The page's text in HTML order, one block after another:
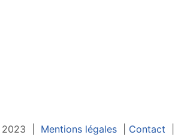
2023 | Mentions légales| Contact